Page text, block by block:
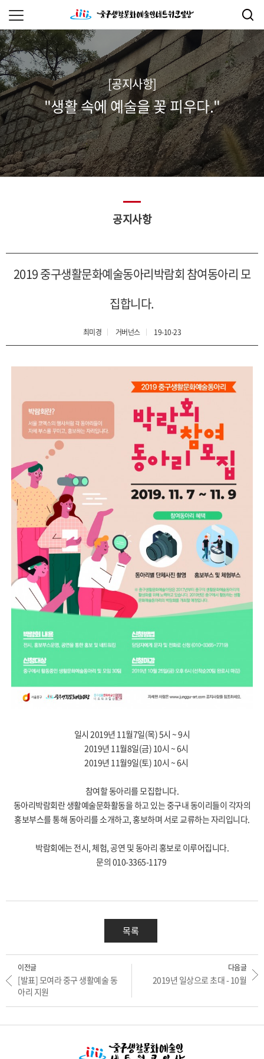
[공지사항]
"생활 속에 예술을 꽃 피우다."
공지사항
2019 중구생활문화예술동아리박람회 참여동아리 모
집합니다.
최미경 거버넌스 19-10-23
일시 2019년 11월7일(목) 5시 ~ 9시
2019년 11월8일(금) 10시 ~ 6시
2019년 11월9일(토) 10시 ~ 6시
참여할 동아리를 모집합니다.
동아리박람회란 생활예술문화활동을 하고 있는 중구내 동이리들이 각자의
홍보부스를 통해 동아리를 소개하고, 홍보하며 서로 교류하는 자리입니다.
박람회에는 전시, 체험, 공연 및 동아리 홍보로 이루어집니다.
문의 010-3365-1179
목록
이전글
[발표] 모여라 중구 생활예술 동
아리 지원
다음글
2019년 일상으로 초대 - 10월